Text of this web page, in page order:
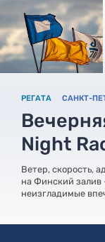
РЕГАТА САНКТ-
Night
Ветер, скорость,
на Финский залив
неизгладимые